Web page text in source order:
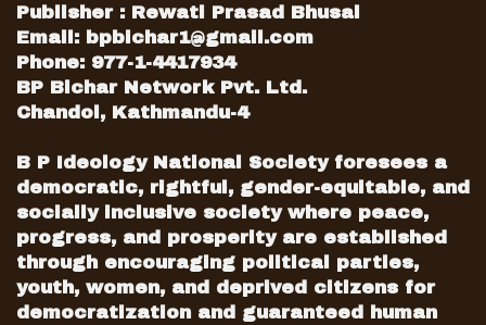
Publisher : Rewati Prasad Bhusal
Email: bpbichar1@gmail.com
Phone: 977-1-4417934
BP Bichar Network Pvt. Ltd.
Chandol, Kathmandu-4
B P Ideology National Society foresees a
democratic, rightful, gender-equitable, and
socially inclusive society where peace,
progress, and prosperity are established
through encouraging political parties,
youth, women, and deprived citizens for
democratization and guaranteed human